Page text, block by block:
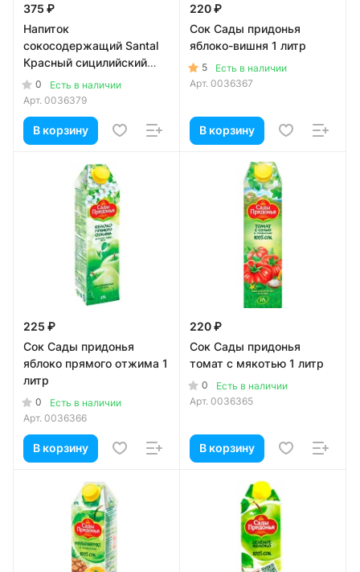
375 ₽
Напиток
сокосодержащий Santal
Красный сицилийский
апельсин 1 литр
0
Есть в наличии
Арт. 0036379
В корзину
220 ₽
Сок Сады придонья
яблоко-вишня 1 литр
5
Есть в наличии
Арт. 0036367
В корзину
225 ₽
Сок Сады придонья
яблоко прямого отжима 1
литр
0
Есть в наличии
Арт. 0036366
В корзину
220 ₽
Сок Сады придонья
томат с мякотью 1 литр
0
Есть в наличии
Арт. 0036365
В корзину